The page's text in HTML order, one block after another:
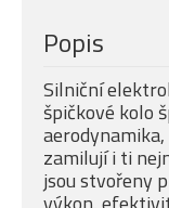
Popis
Silniční
špičkové kolo
zamilují i ti
jsou stvořeny